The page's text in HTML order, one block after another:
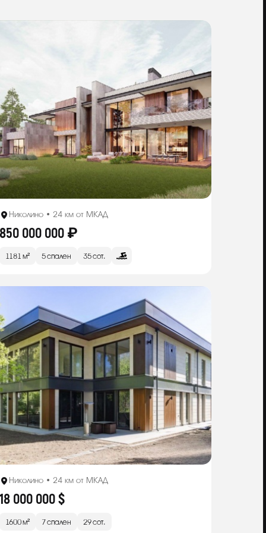
Николино • 24 км от МКАД
000 000 ₽
1181 м² 5 спален 35 сот.
Николино • 24 км от МКАД
000 000 $
1600 м² 7 спален 29 сот.